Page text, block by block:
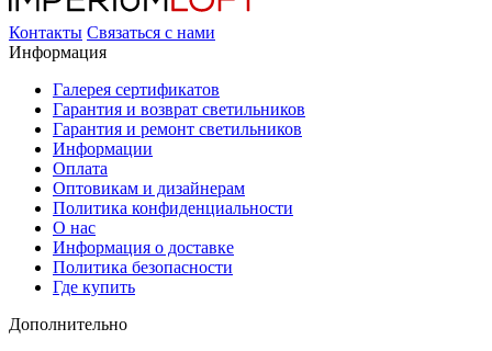
Контакты Связаться с нами
Информация
Галерея сертификатов
Гарантия и возврат светильников
Гарантия и ремонт светильников
Информации
Оплата
Оптовикам и дизайнерам
Политика конфиденциальности
О нас
Информация о доставке
Политика безопасности
Где купить
Дополнительно